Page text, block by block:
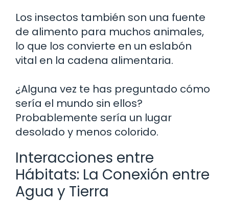
Los insectos también son una fuente
de alimento para muchos animales,
lo que los convierte en un eslabón
vital en la cadena alimentaria.
¿Alguna vez te has preguntado cómo
sería el mundo sin ellos?
Probablemente sería un lugar
desolado y menos colorido.
Interacciones entre
Hábitats: La Conexión entre
Agua y Tierra